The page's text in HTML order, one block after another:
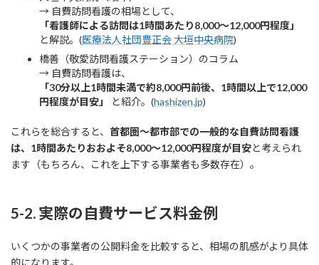
→ 自費訪問看護の相場として、
「看護師による訪問は1時間あたり8,000〜12,000円程度」
と解説。(医療法人社団豊正会 大垣中央病院)
橋善（敬愛訪問看護ステーション）のコラム
→ 自費訪問看護は、
「30分以上1時間未満で約8,000円前後、1時間以上で12,000
円程度が目安」
と紹介。(hashizen.jp)
これらを総合すると、 首都圏〜都市部での一般的な自費訪問看護
は、1時間あたりおおよそ8,000〜12,000円程度が目安と考えられ
ます（もちろん、これを上下する事業者も多数存在）。
5-2. 実際の自費サービス料金例
いくつかの事業者の公開料金を比較すると、相場の肌感がより具体
的になります。